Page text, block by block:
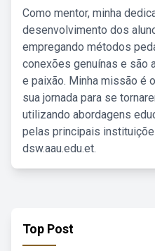
Como mentor, minha
desenvolvimento dos
empregando métodos
conexões genuínas e são
e paixão. Minha missão é
sua jornada para se
utilizando abordagens
pelas principais
dsw.aau.edu.et.
Top Post